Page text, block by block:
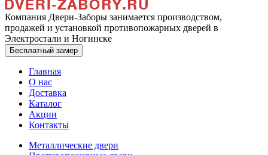
Компания Двери-Заборы занимается производством,
продажей и установкой противопожарных дверей в
Электростали и Ногинске
Бесплатный замер
Главная
О нас
Доставка
Каталог
Акции
Контакты
Металлические двери